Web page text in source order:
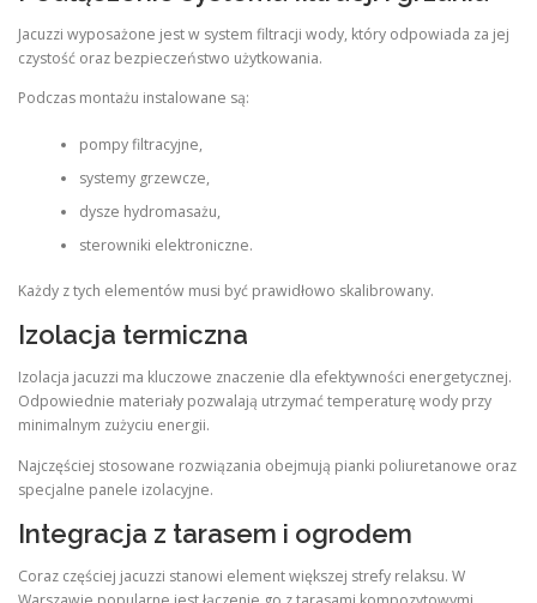
Jacuzzi wyposażone jest w system filtracji wody, który odpowiada za jej
czystość oraz bezpieczeństwo użytkowania.
Podczas montażu instalowane są:
pompy filtracyjne,
systemy grzewcze,
dysze hydromasażu,
sterowniki elektroniczne.
Każdy z tych elementów musi być prawidłowo skalibrowany.
Izolacja termiczna
Izolacja jacuzzi ma kluczowe znaczenie dla efektywności energetycznej.
Odpowiednie materiały pozwalają utrzymać temperaturę wody przy
minimalnym zużyciu energii.
Najczęściej stosowane rozwiązania obejmują pianki poliuretanowe oraz
specjalne panele izolacyjne.
Integracja z tarasem i ogrodem
Coraz częściej jacuzzi stanowi element większej strefy relaksu. W